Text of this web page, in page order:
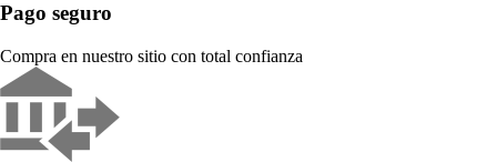
Pago seguro
Compra en nuestro sitio con total confianza